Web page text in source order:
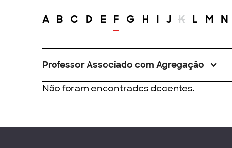
A B C D E F G H I J K L M N
Professor Associado com Agregação
Não foram encontrados docentes.